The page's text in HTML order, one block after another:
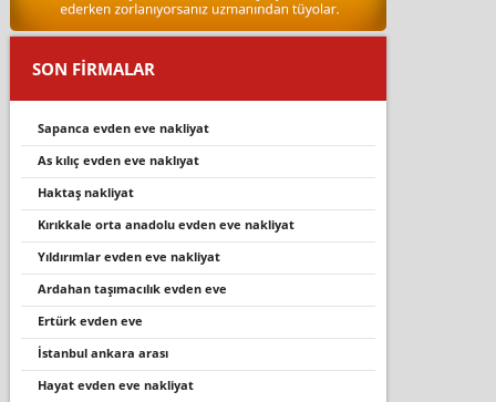
SON FİRMALAR
sapanca evden eve nakli̇yat
as kiliç evden eve nakliyat
haktaş nakliyat
kirikkale orta anadolu evden eve nakli̇yat
yıldırımlar evden eve nakliyat
ardahan taşimacilik evden eve
ertürk evden eve
i̇stanbul ankara arasi
hayat evden eve nakliyat